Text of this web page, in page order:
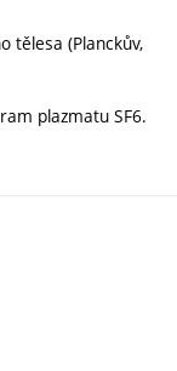
tělesa (Planckův,
plazmatu SF6.